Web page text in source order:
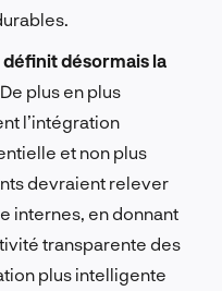
désormais la
De plus en plus
l’intégration
et non plus
devraient relever
internes, en donnant
transparente des
plus intelligente